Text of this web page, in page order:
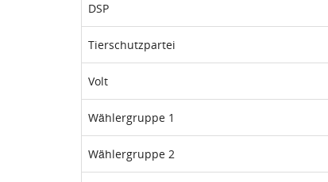
DSP
Tierschutzpartei
Volt
Wählergruppe 1
Wählergruppe 2